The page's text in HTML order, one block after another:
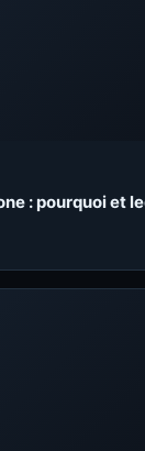
: pourquoi et